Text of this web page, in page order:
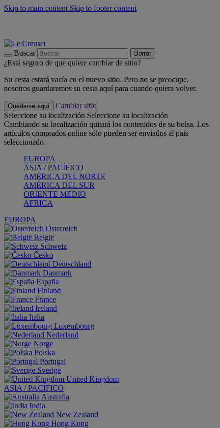
Skip to main content Skip to footer content
Buscar Borrar
¿Está seguro de que quiere cambiar de sitio?
Su cesta estará vacía en el nuevo sitio. Pero no se preocupe,
nosotros guardaremos su cesta aquí para cuando quiera volver.
Quedarse aquí
Cambiar sitio
Seleccione su localización Seleccione su localización
Cambiando su localización quitará los contenidos de su bolsa. Los
artículos comprados online sólo pueden ser enviados al pais
seleccionado.
EUROPA
ASIA / PACÍFICO
AMÉRICA DEL NORTE
AMÉRICA DEL SUR
ORIENTE MEDIO
AFRICA
EUROPA
Österreich
België
Schweiz
Česko
Deutschland
Danmark
España
Finland
France
Ireland
Italia
Luxembourg
Nederland
Norge
Polska
Portugal
Sverige
United Kingdom
ASIA / PACÍFICO
Australia
India
New Zealand
Hong Kong